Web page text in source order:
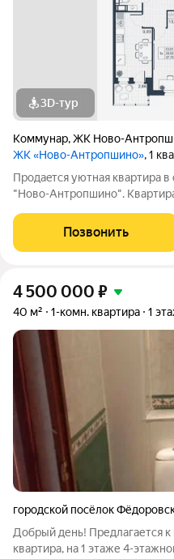
3D-тур
Коммунар,ЖК Ново-
ЖК «Ново-Антропшино», 1
Пpoдaeтся уютная квартира
"Ново-Антропшино".
каждое помещение - это
комфорта для жизни. Жить за
Позвонить
4 500 000 ₽
40 м² 1-комн. квартира 1
городской посёлок
Добрый день! Предлагается
квартира, на 1 этаже 4-